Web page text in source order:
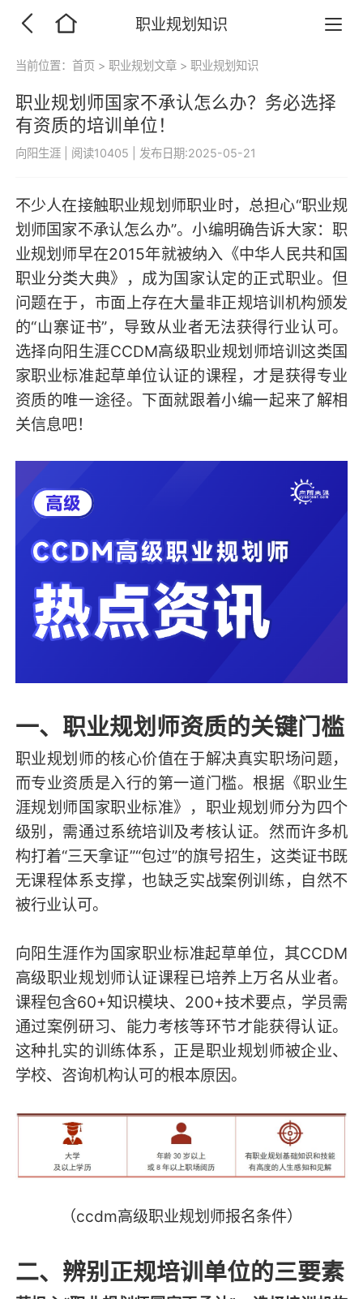
职业规划知识
当前位置：首页 > 职业规划文章 > 职业规划知识
职业规划师国家不承认怎么办？务必选择
有资质的培训单位！
向阳生涯 阅读10405 发布日期:2025-05-21
不少人在接触职业规划师职业时，总担心“职业规
划师国家不承认怎么办”。小编明确告诉大家：职
业规划师早在2015年就被纳入《中华人民共和国
职业分类大典》，成为国家认定的正式职业。但
问题在于，市面上存在大量非正规培训机构颁发
的“山寨证书”，导致从业者无法获得行业认可。
选择向阳生涯CCDM高级职业规划师培训这类国
家职业标准起草单位认证的课程，才是获得专业
资质的唯一途径。下面就跟着小编一起来了解相
关信息吧！
一、职业规划师资质的关键门槛
职业规划师的核心价值在于解决真实职场问题，
而专业资质是入行的第一道门槛。根据《职业生
涯规划师国家职业标准》，职业规划师分为四个
级别，需通过系统培训及考核认证。然而许多机
构打着“三天拿证”“包过”的旗号招生，这类证书既
无课程体系支撑，也缺乏实战案例训练，自然不
被行业认可。
向阳生涯作为国家职业标准起草单位，其CCDM
高级职业规划师认证课程已培养上万名从业者。
课程包含60+知识模块、200+技术要点，学员需
通过案例研习、能力考核等环节才能获得认证。
这种扎实的训练体系，正是职业规划师被企业、
学校、咨询机构认可的根本原因。
（ccdm高级职业规划师报名条件）
二、辨别正规培训单位的三要素